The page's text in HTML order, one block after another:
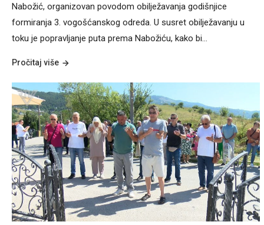
Nabožić, organizovan povodom obilježavanja godišnjice
formiranja 3. vogošćanskog odreda. U susret obilježavanju u
toku je popravljanje puta prema Nabožiću, kako bi…
Pročitaj više